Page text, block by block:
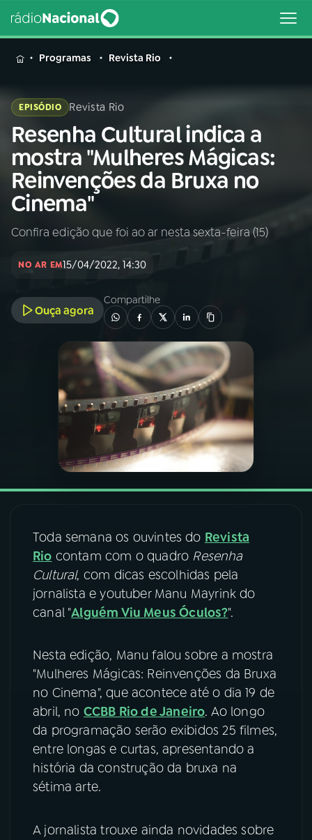
MENU
Buscar
na
Rádio
Nacional
Buscar
02A RÁDIO
PROGRAMAÇÃO
PROGRAMAS
PODCASTS
08FESTIVAL DE MÚSICA
ACOMPANHE A RÁDIO NACIONAL
YouTube Facebook
Instagram
TikTok
Programas Revista Rio
EPISÓDIO Revista Rio
Resenha Cultural indica a
mostra "Mulheres Mágicas:
Reinvenções da Bruxa no
Cinema"
Confira edição que foi ao ar nesta sexta-feira (15)
NO AR EM15/04/2022, 14:30
Ouça agora
Compartilhe
Toda semana os ouvintes do Revista
Rio contam com o quadro Resenha
Cultural, com dicas escolhidas pela
jornalista e youtuber Manu Mayrink do
canal "Alguém Viu Meus Óculos?".
Nesta edição, Manu falou sobre a mostra
"Mulheres Mágicas: Reinvenções da Bruxa
no Cinema", que acontece até o dia 19 de
abril, no CCBB Rio de Janeiro. Ao longo
da programação serão exibidos 25 filmes,
entre longas e curtas, apresentando a
história da construção da bruxa na
sétima arte.
A jornalista trouxe ainda novidades sobre